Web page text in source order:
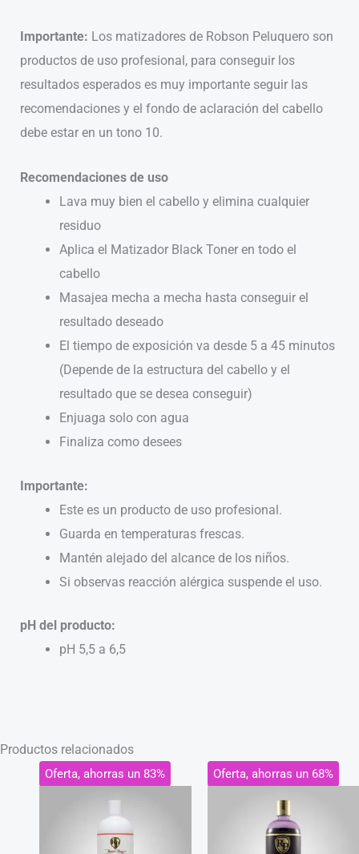
Importante: Los matizadores de Robson Peluquero son
productos de uso profesional, para conseguir los
resultados esperados es muy importante seguir las
recomendaciones y el fondo de aclaración del cabello
debe estar en un tono 10.
Recomendaciones de uso
Lava muy bien el cabello y elimina cualquier
residuo
Aplica el Matizador Black Toner en todo el
cabello
Masajea mecha a mecha hasta conseguir el
resultado deseado
El tiempo de exposición va desde 5 a 45 minutos
(Depende de la estructura del cabello y el
resultado que se desea conseguir)
Enjuaga solo con agua
Finaliza como desees
Importante:
Este es un producto de uso profesional.
Guarda en temperaturas frescas.
Mantén alejado del alcance de los niños.
Si observas reacción alérgica suspende el uso.
pH del producto:
pH 5,5 a 6,5
Productos relacionados
Oferta, ahorras un 83%
El
precio
original
S/90.00.
El
precio
S/14.99.
Oferta, ahorras un 68%
El
precio
original
era:
S/280.00.
El
precio